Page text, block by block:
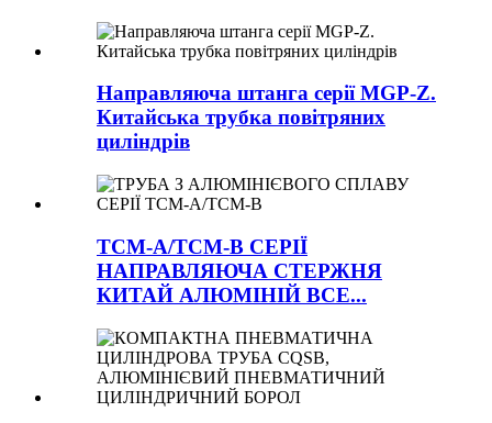
Направляюча штанга серії MGP-Z.
Китайська трубка повітряних
циліндрів
TCM-A/TCM-B СЕРІЇ
НАПРАВЛЯЮЧА СТЕРЖНЯ
КИТАЙ АЛЮМІНІЙ ВСЕ...